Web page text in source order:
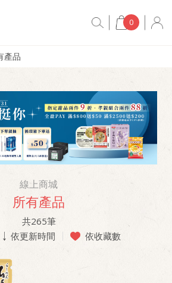
0
產品
線上商城
所有產品
共265筆
依更新時間 依收藏數